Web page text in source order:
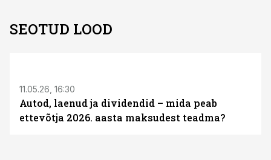
SEOTUD LOOD
11.05.26, 16:30
Autod, laenud ja dividendid – mida peab
ettevõtja 2026. aasta maksudest teadma?